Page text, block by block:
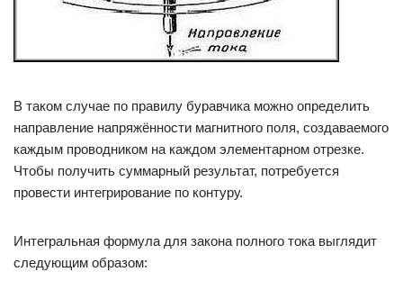
В таком случае по правилу буравчика можно определить
направление напряжённости магнитного поля, создаваемого
каждым проводником на каждом элементарном отрезке.
Чтобы получить суммарный результат, потребуется
провести интегрирование по контуру.
Интегральная формула для закона полного тока выглядит
следующим образом: